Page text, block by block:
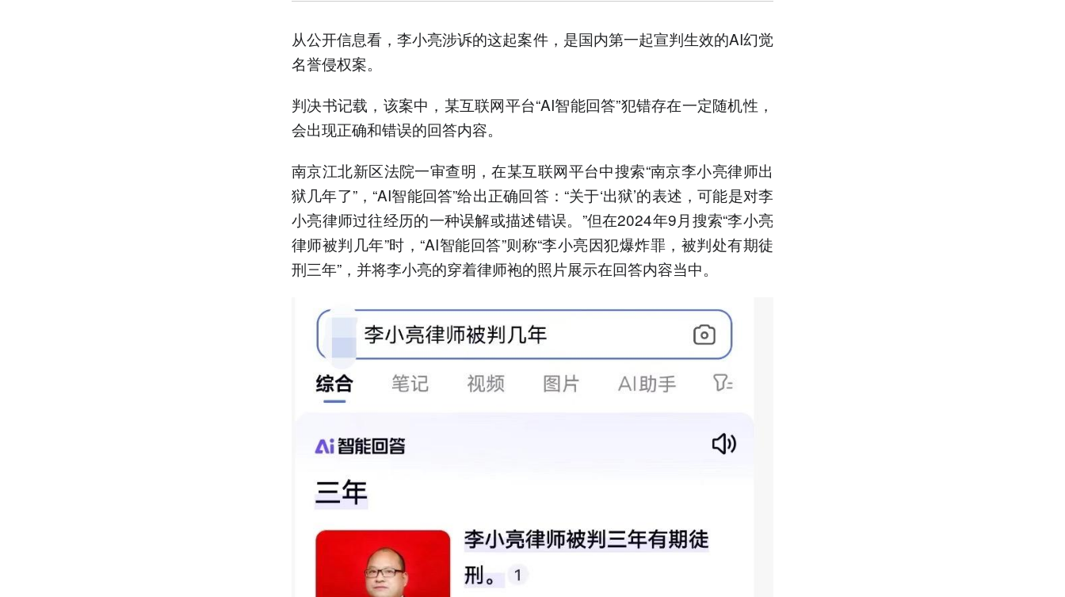
从公开信息看，李小亮涉诉的这起案件，是国内第一起宣判生效的AI幻觉
名誉侵权案。
判决书记载，该案中，某互联网平台“AI智能回答”犯错存在一定随机性，
会出现正确和错误的回答内容。
南京江北新区法院一审查明，在某互联网平台中搜索“南京李小亮律师出
狱几年了”，“AI智能回答”给出正确回答：“关于‘出狱’的表述，可能是对李
小亮律师过往经历的一种误解或描述错误。”但在2024年9月搜索“李小亮
律师被判几年”时，“AI智能回答”则称“李小亮因犯爆炸罪，被判处有期徒
刑三年”，并将李小亮的穿着律师袍的照片展示在回答内容当中。